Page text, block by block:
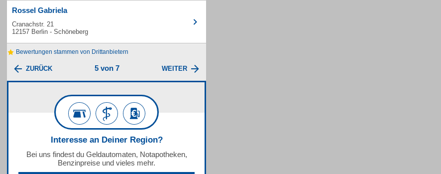
Rossel Gabriela
Cranachstr. 21
12157 Berlin - Schöneberg
Bewertungen stammen von Drittanbietern
ZURÜCK 5 von 7 WEITER
Interesse an Deiner Region?
Bei uns findest du Geldautomaten, Notapotheken,
Benzinpreise und vieles mehr.